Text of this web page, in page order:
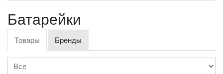
Батарейки
Товары Бренды